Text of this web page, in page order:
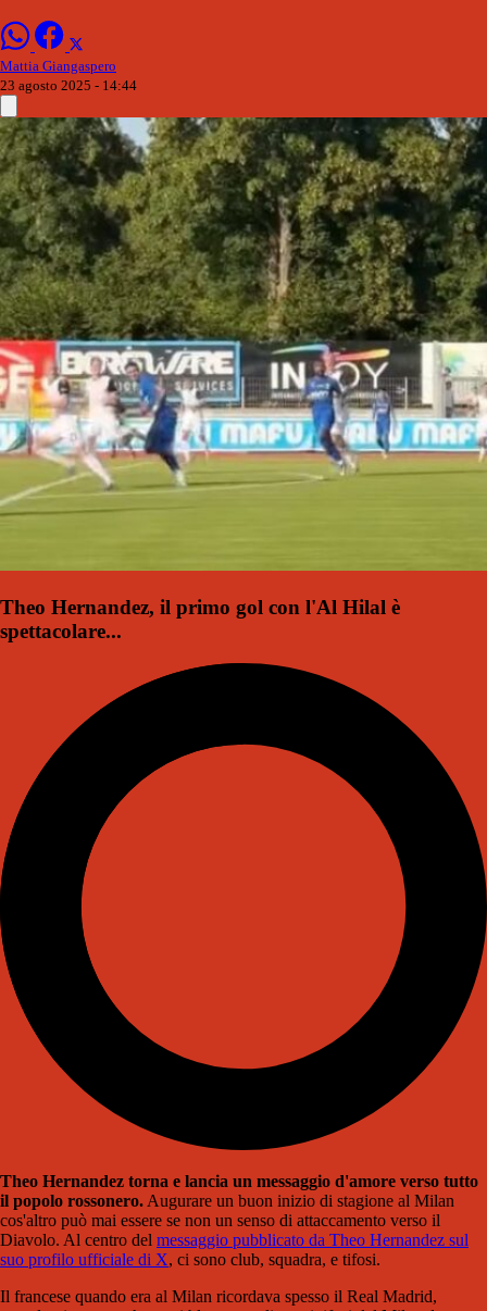
Mattia Giangaspero
23 agosto 2025 - 14:44
Theo Hernandez, il primo gol con l'Al Hilal è
spettacolare...
Theo Hernandez torna e lancia un messaggio d'amore verso tutto
il popolo rossonero.Augurare un buon inizio di stagione al Milan
cos'altro può mai essere se non un senso di attaccamento verso il
Diavolo. Al centro del messaggio pubblicato da Theo Hernandez sul
suo profilo ufficiale di X, ci sono club, squadra, e tifosi.
Il francese quando era al Milan ricordava spesso il Real Madrid,